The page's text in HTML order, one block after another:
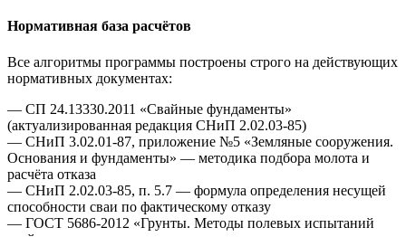
Нормативная база расчётов
Все алгоритмы программы построены строго на действующих
нормативных документах:
— СП 24.13330.2011 «Свайные фундаменты»
(актуализированная редакция СНиП 2.02.03-85)
— СНиП 3.02.01-87, приложение №5 «Земляные сооружения.
Основания и фундаменты» — методика подбора молота и
расчёта отказа
— СНиП 2.02.03-85, п. 5.7 — формула определения несущей
способности сваи по фактическому отказу
— ГОСТ 5686-2012 «Грунты. Методы полевых испытаний